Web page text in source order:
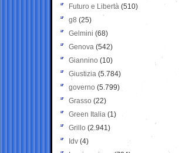
Futuro e Libertà (510)
g8 (25)
Gelmini (68)
Genova (542)
Giannino (10)
Giustizia (5.784)
governo (5.799)
Grasso (22)
Green Italia (1)
Grillo (2.941)
Idv (4)